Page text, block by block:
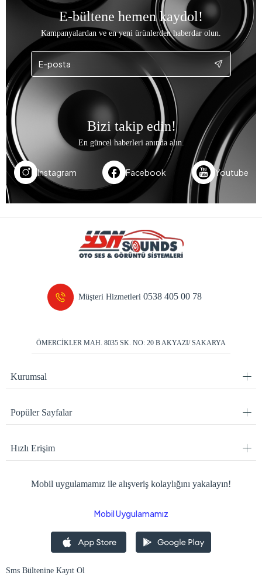
E-bültene hemen kaydol!
Kampanyalardan ve en yeni ürünlerden haberdar olun.
Bizi takip edin!
En güncel haberleri anında alın.
Instagram Facebook Youtube
Müşteri Hizmetleri0538 405 00 78
ÖMERCİKLER MAH. 8035 SK. NO: 20 B AKYAZI/ SAKARYA
Kurumsal
Popüler Sayfalar
Hızlı Erişim
Mobil uygulamamız ile alışveriş kolaylığını yakalayın!
Mobil Uygulamamız
Sms Bültenine Kayıt Ol